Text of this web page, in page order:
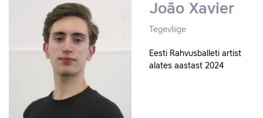
João Xavier
Tegevliige
Eesti Rahvusballeti artist
alates aastast 2024